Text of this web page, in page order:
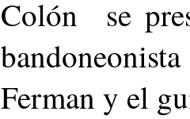
Colón se
Ferman y el